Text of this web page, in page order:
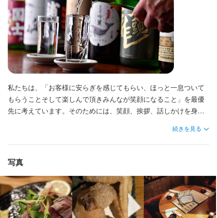
私たちは、「お客様に安らぎを感じてもらい、ほっと一息ついて
もらうことそして楽しんで頂きみんなが笑顔になること」を最優
先に考えています。そのためには、笑顔、挨拶、話しかけを身に
続きを見る
写真
法人名・事業者名
(株)コモレア　和ダイニング　つむぎ。
最終更新日2025/09/18